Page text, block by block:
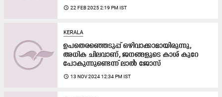
access_time 22 FEB 2025 2:19 PM IST
KERALA
ഉപതെരഞ്ഞെടുപ്പ് ഒഴിവാക്കാമായിരുന്നു,
അധിക ചിലവാണ്, ജനങ്ങളുടെ കാശ് കുറേ
പോകുന്നുണ്ടെന്ന് ലാൽ ജോസ്
access_time 13 NOV 2024 12:34 PM IST